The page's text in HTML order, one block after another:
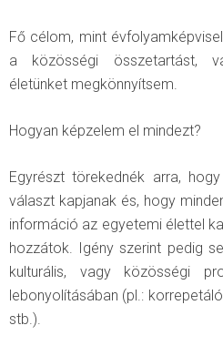
Fő célom, mint
a közösségi összetartást,
életünket megkönnyítsem.
Hogyan képzelem el mindezt?
Egyrészt törekednék arra,
választ kapjanak és, hogy
információ az egyetemi élettel
hozzátok. Igény szerint pedig
kulturális, vagy közösségi
lebonyolításában (pl.:
stb.).